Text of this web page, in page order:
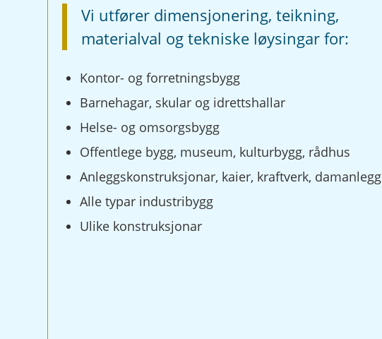
Vi utfører dimensjonering, teikning,
materialval og tekniske løysingar for:
Kontor- og forretningsbygg
Barnehagar, skular og idrettshallar
Helse- og omsorgsbygg
Offentlege bygg, museum, kulturbygg, rådhus
Anleggskonstruksjonar, kaier, kraftverk, damanlegg
Alle typar industribygg
Ulike konstruksjonar